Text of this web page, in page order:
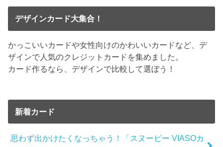
デザインカード大集合！
かっこいいカードや女性向けのかわいいカードなど、デ
ザインで人気のクレジットカードを集めました。
カード作るなら、デザインで比較して選ぼう！
新着カード
思わず出かけたくなっちゃう！「スヌーピー VIASOカ